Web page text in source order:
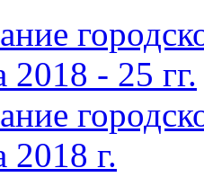
2018 - 25 гг.
2018 г.